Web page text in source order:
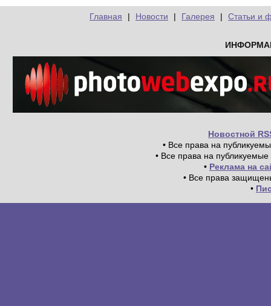
Главная | Новости | Галерея | Статьи и
Новостной
• Все права на
• Все права на
• Реклама на
• Все права
•